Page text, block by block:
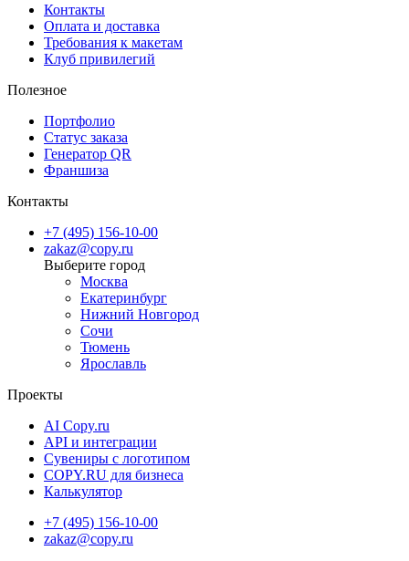
Контакты
Оплата и доставка
Требования к макетам
Клуб привилегий
Полезное
Портфолио
Статус заказа
Генератор QR
Франшиза
Контакты
+7 (495) 156-10-00
zakaz@copy.ru
Москва
Екатеринбург
Нижний Новгород
Сочи
Тюмень
Ярославль
Проекты
AI Copy.ru
API и интеграции
Сувениры с логотипом
COPY.RU для бизнеса
Калькулятор
+7 (495) 156-10-00
zakaz@copy.ru